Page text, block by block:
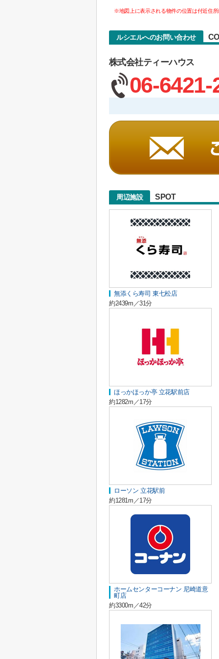
※地図上に表示される物件の位置は付近住
ルシエルへのお問い合わせ
株式会社ティーハウス
06-6421-
周辺施設 SPOT
無添くら寿司 東七松店
約2439m／31分
ほっかほっか亭 立花駅前店
約1282m／17分
ローソン 立花駅前
約1281m／17分
ホームセンターコーナン 尼崎道意
町店
約3300m／42分